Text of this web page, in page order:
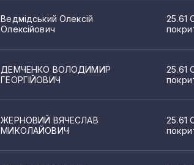
Ведмідський Олексій
Олексійович
25.61
ДЕМЧЕНКО ВОЛОДИМИР
ГЕОРГІЙОВИЧ
25.61
ЖЕРНОВИЙ ВЯЧЕСЛАВ
МИКОЛАЙОВИЧ
25.61